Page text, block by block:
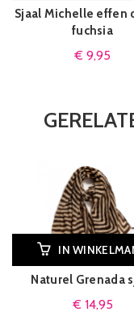
Sjaal Michelle effen
fuchsia
€ 9,95
IN
Naturel Grenada
€ 14,95